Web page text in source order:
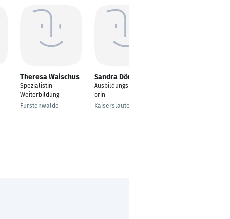
Theresa Waischus
Spezialistin
Weiterbildung
Fürstenwalde
Sandra Dörr
Ausbildungskoordinat
orin
Kaiserslautern